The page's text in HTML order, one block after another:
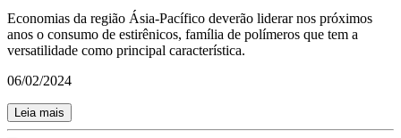
Economias da região Ásia-Pacífico deverão liderar nos próximos
anos o consumo de estirênicos, família de polímeros que tem a
versatilidade como principal característica.
06/02/2024
Leia mais